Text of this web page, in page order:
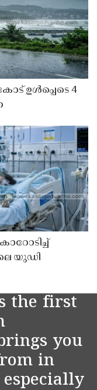
ഉൾപ്പെടെ 4
യുഡി
the first
you
in